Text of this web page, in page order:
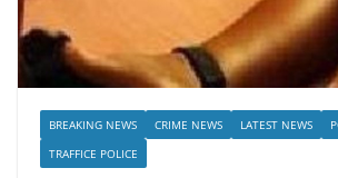
BREAKING NEWS CRIME NEWS LATEST NEWS
TRAFFICE POLICE